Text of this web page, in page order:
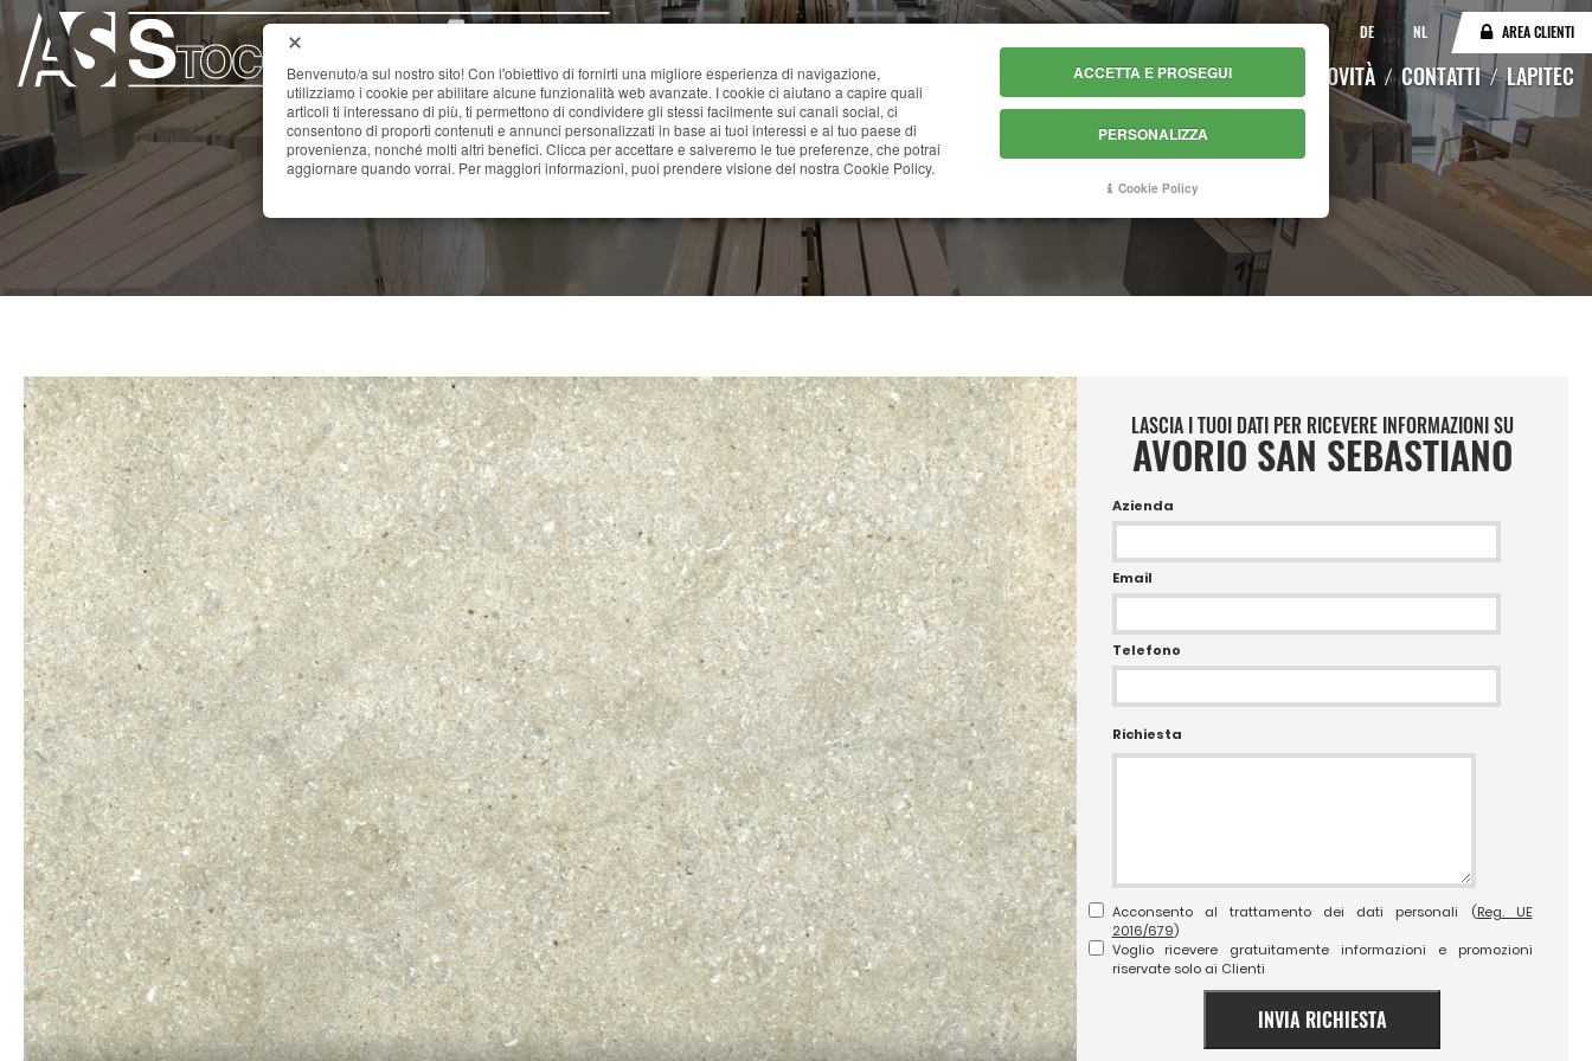
EN DE NL AREA CLIENTI
HOME CATALOGO MAGAZZINO ONLINE NOVITÀ CONTATTI LAPITEC
AVORIO SAN SEBASTIANO
LASCIA I TUOI DATI PER RICEVERE INFORMAZIONI SU
AVORIO SAN SEBASTIANO
Azienda
Email
Telefono
Richiesta
Acconsento al trattamento dei dati personali (Reg. UE
2016/679)
Voglio ricevere gratuitamente informazioni e promozioni
riservate solo ai Clienti
INVIA RICHIESTA
Benvenuto/a sul nostro sito! Con l'obiettivo di fornirti una migliore esperienza di navigazione,
utilizziamo i cookie per abilitare alcune funzionalità web avanzate. I cookie ci aiutano a capire quali
articoli ti interessano di più, ti permettono di condividere gli stessi facilmente sui canali social, ci
consentono di proporti contenuti e annunci personalizzati in base ai tuoi interessi e al tuo paese di
provenienza, nonché molti altri benefici. Clicca per accettare e salveremo le tue preferenze, che potrai
aggiornare quando vorrai. Per maggiori informazioni, puoi prendere visione del nostra Cookie Policy.
ACCETTA E PROSEGUI
PERSONALIZZA
Cookie Policy